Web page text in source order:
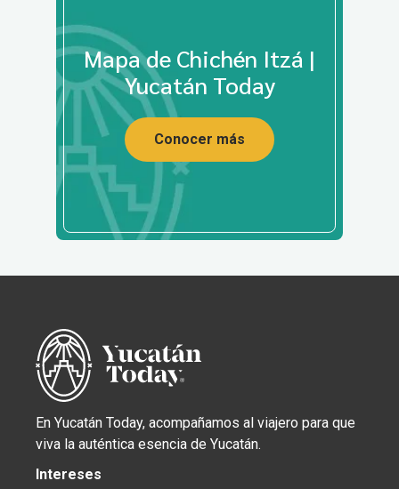
Mapa de Chichén Itzá |
Yucatán Today
Conocer más
En Yucatán Today, acompañamos al viajero para que
viva la auténtica esencia de Yucatán.
Intereses